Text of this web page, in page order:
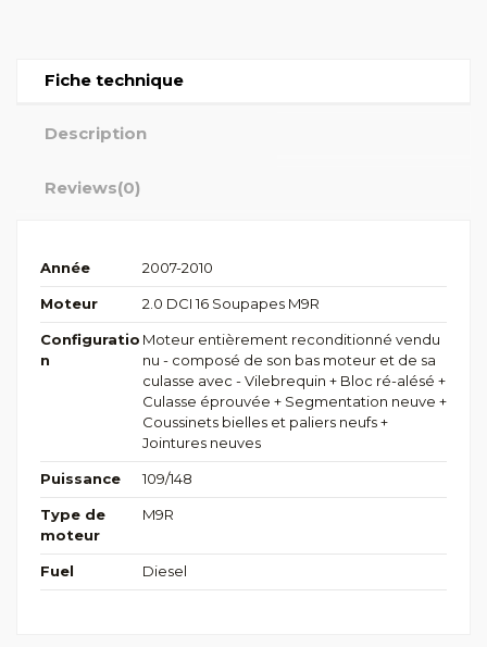
Fiche technique
Description
Reviews(0)
Année 2007-2010
Moteur 2.0 DCI 16 Soupapes M9R
Configuratio
n
Moteur entièrement reconditionné vendu
nu - composé de son bas moteur et de sa
culasse avec - Vilebrequin + Bloc ré-alésé +
Culasse éprouvée + Segmentation neuve +
Coussinets bielles et paliers neufs +
Jointures neuves
Puissance 109/148
Type de
moteur
M9R
Fuel Diesel